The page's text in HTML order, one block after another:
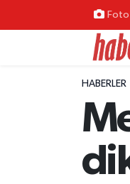
HABERLER
Tire Nöbetçi
Tire Hava
Tire Trafik
Süper Lig Puan